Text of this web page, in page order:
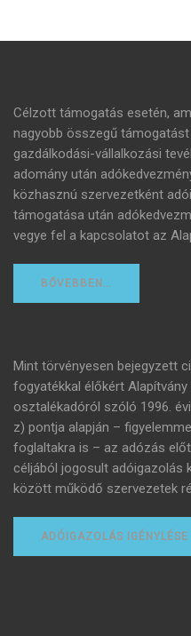
Célzott támogatás esetén,
nagyobb összegű
gazdálkodási-vállalkozási
adomány után
közhasznú szervezetként
támogatása után
vegye fel a kapcsolatot az
BŐVEBBEN…
Mint törvényesen bejegyzett
fogyatékkal élőkért
osztalékadóról szóló 1996.
z) pontja alapján –
foglaltakra is – az adózás
céljából jogosult adóigazolás
között működő szervezetek
ADÓIGAZOLÁS IGÉNYLÉSE